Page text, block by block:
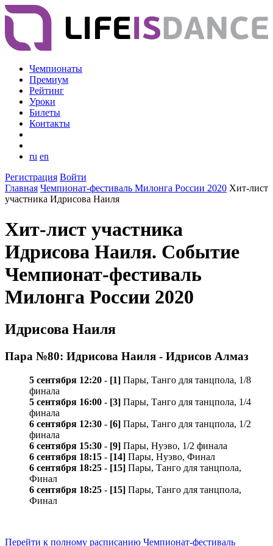
Чемпионаты
Премиум
Рейтинг
Уроки
Билеты
Контакты
ru en
Регистрация Войти
Главная Чемпионат-фестиваль Милонга России 2020 Хит-лист
участника Идрисова Наиля
Хит-лист участника
Идрисова Наиля. Событие
Чемпионат-фестиваль
Милонга России 2020
Идрисова Наиля
Пара №80: Идрисова Наиля - Идрисов Алмаз
5 сентября 12:20 - [1] Пары, Танго для танцпола, 1/8
финала
5 сентября 16:00 - [3] Пары, Танго для танцпола, 1/4
финала
6 сентября 12:30 - [6] Пары, Танго для танцпола, 1/2
финала
6 сентября 15:30 - [9] Пары, Нуэво, 1/2 финала
6 сентября 18:15 - [14] Пары, Нуэво, Финал
6 сентября 18:25 - [15] Пары, Танго для танцпола,
Финал
6 сентября 18:25 - [15] Пары, Танго для танцпола,
Финал
Перейти к полному расписанию Чемпионат-фестиваль